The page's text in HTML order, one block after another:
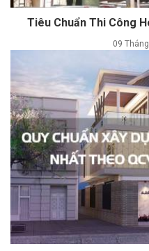
Tiêu Chuẩn Thi Công
09